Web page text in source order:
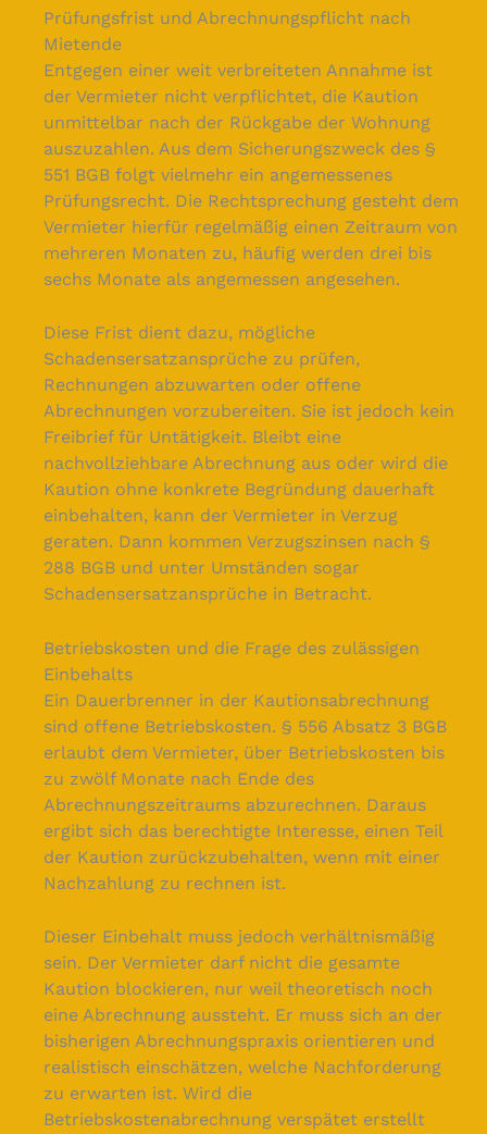
Prüfungsfrist und Abrechnungspflicht nach
Mietende
Entgegen einer weit verbreiteten Annahme ist
der Vermieter nicht verpflichtet, die Kaution
unmittelbar nach der Rückgabe der Wohnung
auszuzahlen. Aus dem Sicherungszweck des §
551 BGB folgt vielmehr ein angemessenes
Prüfungsrecht. Die Rechtsprechung gesteht dem
Vermieter hierfür regelmäßig einen Zeitraum von
mehreren Monaten zu, häufig werden drei bis
sechs Monate als angemessen angesehen.
Diese Frist dient dazu, mögliche
Schadensersatzansprüche zu prüfen,
Rechnungen abzuwarten oder offene
Abrechnungen vorzubereiten. Sie ist jedoch kein
Freibrief für Untätigkeit. Bleibt eine
nachvollziehbare Abrechnung aus oder wird die
Kaution ohne konkrete Begründung dauerhaft
einbehalten, kann der Vermieter in Verzug
geraten. Dann kommen Verzugszinsen nach §
288 BGB und unter Umständen sogar
Schadensersatzansprüche in Betracht.
Betriebskosten und die Frage des zulässigen
Einbehalts
Ein Dauerbrenner in der Kautionsabrechnung
sind offene Betriebskosten. § 556 Absatz 3 BGB
erlaubt dem Vermieter, über Betriebskosten bis
zu zwölf Monate nach Ende des
Abrechnungszeitraums abzurechnen. Daraus
ergibt sich das berechtigte Interesse, einen Teil
der Kaution zurückzubehalten, wenn mit einer
Nachzahlung zu rechnen ist.
Dieser Einbehalt muss jedoch verhältnismäßig
sein. Der Vermieter darf nicht die gesamte
Kaution blockieren, nur weil theoretisch noch
eine Abrechnung aussteht. Er muss sich an der
bisherigen Abrechnungspraxis orientieren und
realistisch einschätzen, welche Nachforderung
zu erwarten ist. Wird die
Betriebskostenabrechnung verspätet erstellt